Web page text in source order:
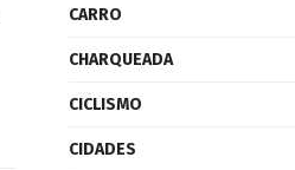
CARRO
CHARQUEADA
CICLISMO
CIDADES